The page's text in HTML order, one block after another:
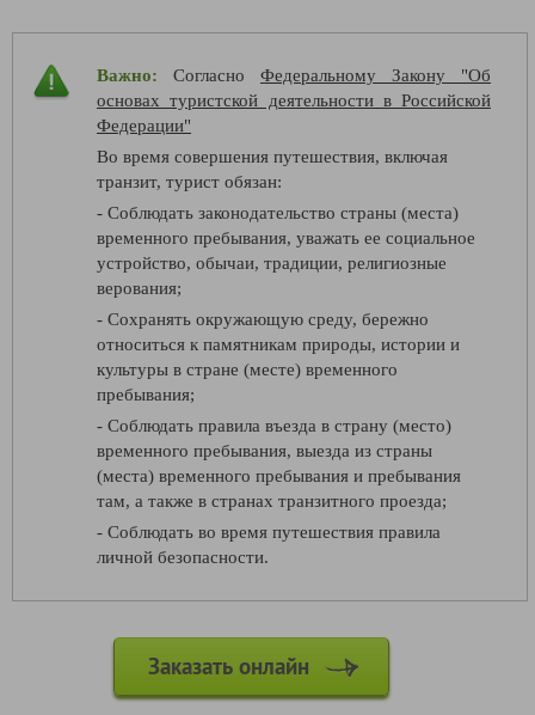
Важно: Согласно Федеральному Закону "Об
основах туристской деятельности в Российской
Федерации"
Во время совершения путешествия, включая
транзит, турист обязан:
- Соблюдать законодательство страны (места)
временного пребывания, уважать ее социальное
устройство, обычаи, традиции, религиозные
верования;
- Сохранять окружающую среду, бережно
относиться к памятникам природы, истории и
культуры в стране (месте) временного
пребывания;
- Соблюдать правила въезда в страну (место)
временного пребывания, выезда из страны
(места) временного пребывания и пребывания
там, а также в странах транзитного проезда;
- Соблюдать во время путешествия правила
личной безопасности.
Заказать онлайн